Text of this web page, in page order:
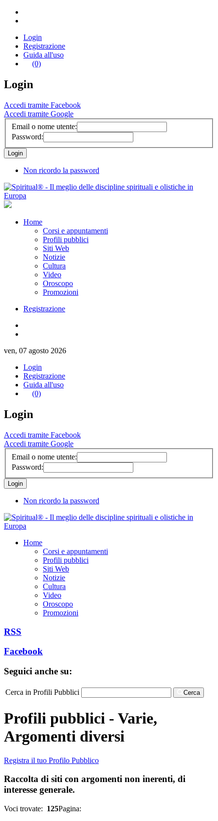
Login
Registrazione
Guida all'uso
(0)
Login
Accedi tramite Facebook
Accedi tramite Google
Email o nome utente:
Password:
Non ricordo la password
Home
Corsi e appuntamenti
Profili pubblici
Siti Web
Notizie
Cultura
Video
Oroscopo
Promozioni
Registrazione
ven, 07 agosto 2026
Login
Registrazione
Guida all'uso
(0)
Login
Accedi tramite Facebook
Accedi tramite Google
Email o nome utente:
Password:
Non ricordo la password
Home
Corsi e appuntamenti
Profili pubblici
Siti Web
Notizie
Cultura
Video
Oroscopo
Promozioni
RSS
Facebook
Seguici anche su:
Cerca in Profili Pubblici Cerca
Profili pubblici - Varie,
Argomenti diversi
Registra il tuo Profilo Pubblico
Raccolta di siti con argomenti non inerenti, di
interesse generale.
Voci trovate: 125Pagina: